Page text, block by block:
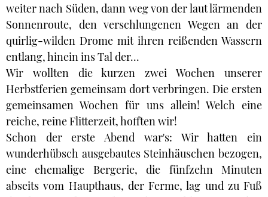
weiter nach Süden, dann weg von der laut lärmenden
Sonnenroute, den verschlungenen Wegen an der
quirlig-wilden Drome mit ihren reißenden Wassern
entlang, hinein ins Tal der...
Wir wollten die kurzen zwei Wochen unserer
Herbstferien gemeinsam dort verbringen. Die ersten
gemeinsamen Wochen für uns allein! Welch eine
reiche, reine Flitterzeit, hofften wir!
Schon der erste Abend war's: Wir hatten ein
wunderhübsch ausgebautes Steinhäuschen bezogen,
eine ehemalige Bergerie, die fünfzehn Minuten
abseits vom Haupthaus, der Ferme, lag und zu Fuß